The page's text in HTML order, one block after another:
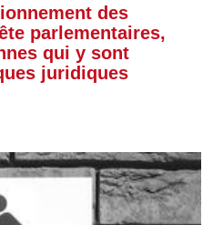
des
parlementaires,
qui y sont
juridiques